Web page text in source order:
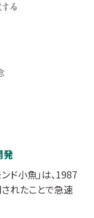
発
ド小魚」は、1987
れたことで急速